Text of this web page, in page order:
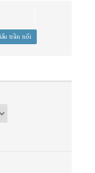
trần nối